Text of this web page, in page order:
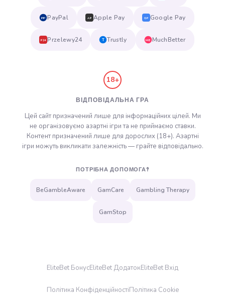
PP PayPal AP Apple Pay GP Google Pay
P24 Przelewy24 T Trustly MB MuchBetter
18+
ВІДПОВІДАЛЬНА ГРА
Цей сайт призначений лише для інформаційних цілей. Ми
не організовуємо азартні ігри та не приймаємо ставки.
Контент призначений лише для дорослих (18+). Азартні
ігри можуть викликати залежність — грайте відповідально.
ПОТРІБНА ДОПОМОГА?
BeGambleAware GamCare Gambling Therapy
GamStop
EliteBet БонусEliteBet ДодатокEliteBet Вхід
Політика КонфіденційностіПолітика Cookie